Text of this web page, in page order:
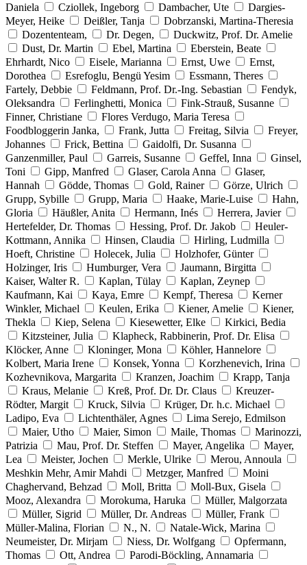
Daniela
Cziollek, Ingeborg Dambacher, Ute
Dargies-
Meyer, Heike
Deißler, Tanja
Dobrzanski, Martina-Theresia
Dozententeam,
Dr. Degen,
Duckwitz, Prof. Dr. Amelie
Dust, Dr. Martin
Ebel, Martina
Eberstein, Beate
Ehrhardt, Nico
Eisele, Marianna Ernst, Uwe
Ernst,
Dorothea
Esrefoglu, Bengü Yesim
Essmann, Theres
Fartely, Debbie
Feldmann, Prof. Dr.-Ing. Sebastian
Fendyk,
Oleksandra
Ferlinghetti, Monica
Fink-Strauß, Susanne
Finner, Christiane
Flores Verdugo, Maria Teresa
Foodbloggerin Janka,
Frank, Jutta Freitag, Silvia
Freyer,
Johannes
Frick, Bettina
Gaidolfi, Dr. Susanna
Ganzenmiller, Paul
Garreis, Susanne Geffel, Inna
Ginsel,
Toni
Gipp, Manfred Glaser, Carola Anna
Glaser,
Hannah
Gödde, Thomas Gold, Rainer
Görze, Ulrich
Grupp, Sybille
Grupp, Maria Haake, Marie-Luise
Hahn,
Gloria
Häußler, Anita Hermann, Inés
Herrera, Javier
Hertefelder, Dr. Thomas
Hessing, Prof. Dr. Jakob
Heuler-
Kottmann, Annika
Hinsen, Claudia
Hirling, Ludmilla
Hoeft, Christine
Holecek, Julia
Holzhofer, Günter
Holzinger, Iris
Humburger, Vera
Jaumann, Birgitta
Kaiser, Walter R.
Kaplan, Tülay
Kaplan, Zeynep
Kaufmann, Kai
Kaya, Emre Kempf, Theresa
Kerner
Winkler, Michael
Keulen, Erika Kiener, Amelie
Kiener,
Thekla
Kiep, Selena Kiesewetter, Elke
Kirkici, Bedia
Kitzsteiner, Julia
Klapheck, Rabbinerin, Prof. Dr. Elisa
Klöcker, Anne
Kloninger, Mona
Köhler, Hannelore
Kolbert, Maria Irene
Konsek, Yonna
Korzhenevich, Irina
Kozhevnikova, Margarita
Kranzen, Joachim
Krapp, Tanja
Kraus, Melanie
Kreß, Prof. Dr. Dr. Claus
Kreuzer-
Rödter, Margit
Kruck, Silvia
Krüger, Dr. h.c. Michael
Ladipo, Eva
Lichtenthäler, Agnes
Lima Serejo, Edmilson
Maier, Utho
Maier, Simon Maile, Thomas
Marinozzi,
Patrizia
Mau, Prof. Dr. Steffen Mayer, Angelika
Mayer,
Lea
Meister, Jochen Merkle, Ulrike
Merou, Annoula
Meshkin Mehr, Amir Mahdi
Metzger, Manfred
Moini
Chaghervand, Behzad
Moll, Britta
Moll-Bux, Gisela
Mooz, Alexandra
Morokuma, Haruka
Müller, Malgorzata
Müller, Sigrid
Müller, Dr. Andreas
Müller, Frank
Müller-Malina, Florian
N., N.
Natale-Wick, Marina
Neumeister, Dr. Mirjam
Niess, Dr. Wolfgang
Opfermann,
Thomas
Ott, Andrea
Parodi-Böckling, Annamaria